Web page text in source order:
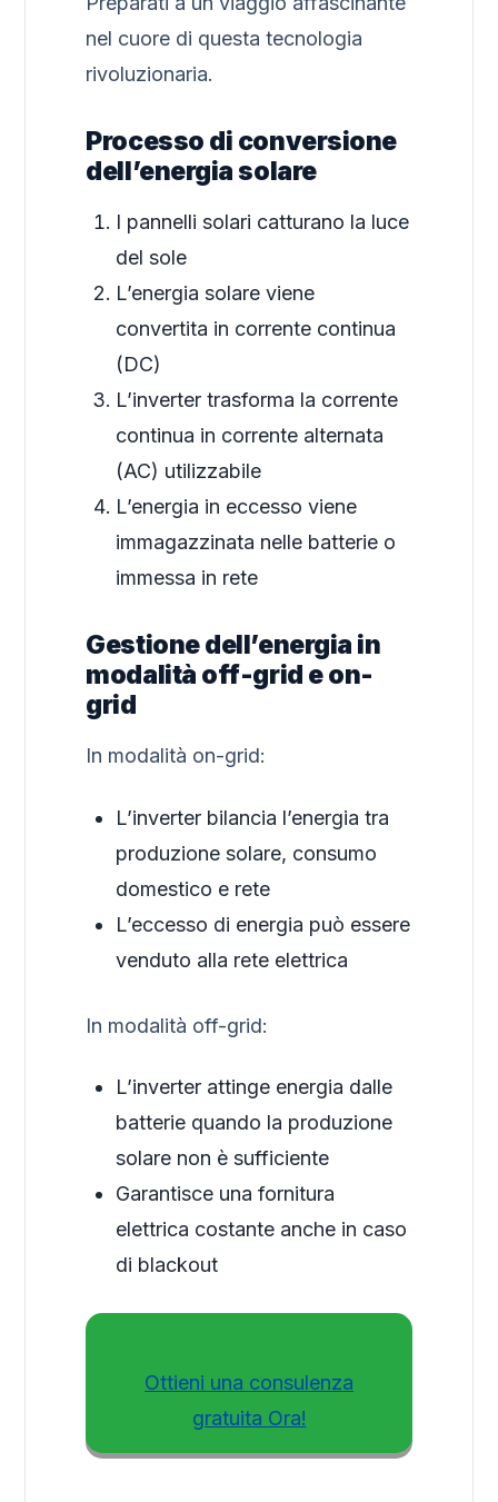
nel cuore di questa tecnologia
rivoluzionaria.
Processo di conversione
dell’energia solare
I pannelli solari catturano la luce
del sole
L’energia solare viene
convertita in corrente continua
(DC)
L’inverter trasforma la corrente
continua in corrente alternata
(AC) utilizzabile
L’energia in eccesso viene
immagazzinata nelle batterie o
immessa in rete
Gestione dell’energia in
modalità off-grid e on-
grid
In modalità on-grid:
L’inverter bilancia l’energia tra
produzione solare, consumo
domestico e rete
L’eccesso di energia può essere
venduto alla rete elettrica
In modalità off-grid:
L’inverter attinge energia dalle
batterie quando la produzione
solare non è sufficiente
Garantisce una fornitura
elettrica costante anche in caso
di blackout
Ottieni una consulenza
gratuita Ora!